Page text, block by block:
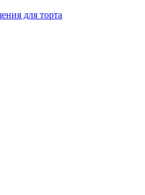
для торта